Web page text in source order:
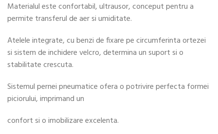
Materialul este confortabil, ultrausor, conceput pentru a
permite transferul de aer si umiditate.
Atelele integrate, cu benzi de fixare pe circumferinta ortezei
si sistem de inchidere velcro, determina un suport si o
stabilitate crescuta.
Sistemul pernei pneumatice ofera o potrivire perfecta formei
piciorului, imprimand un
confort si o imobilizare excelenta.